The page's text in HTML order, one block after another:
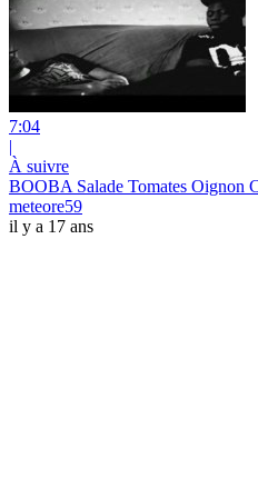
7:04
|
À suivre
BOOBA Salade Tomates Oignon
meteore59
il y a 17 ans